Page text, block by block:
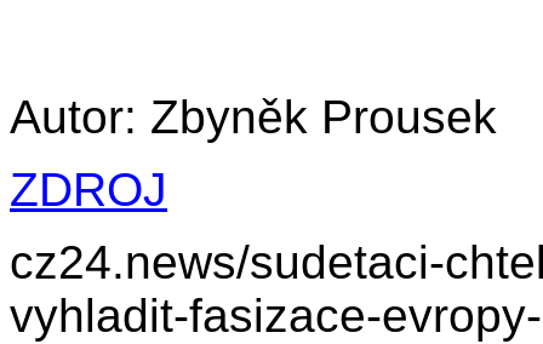
Autor: Zbyněk Prousek
ZDROJ
cz24.news/sudetaci-
vyhladit-fasizace-